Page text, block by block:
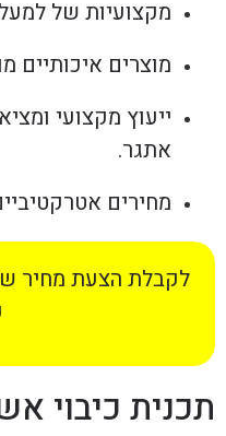
מקצועיות של למעלה מ-
מוצרים איכותיים
ייעוץ מקצועי
אתגר.
מחירים
לקבלת הצעת מחיר
תכנית כיבוי